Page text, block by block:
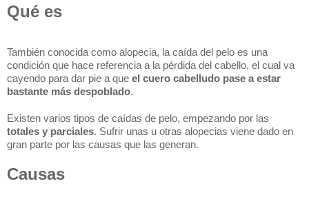
Qué es
También conocida como alopecia, la caída del pelo es una
condición que hace referencia a la pérdida del cabello, el cual va
cayendo para dar pie a que el cuero cabelludo pase a estar
bastante más despoblado.
totales y parciales. Sufrir unas u otras alopecias viene dado en
gran parte por las causas que las generan.
Causas